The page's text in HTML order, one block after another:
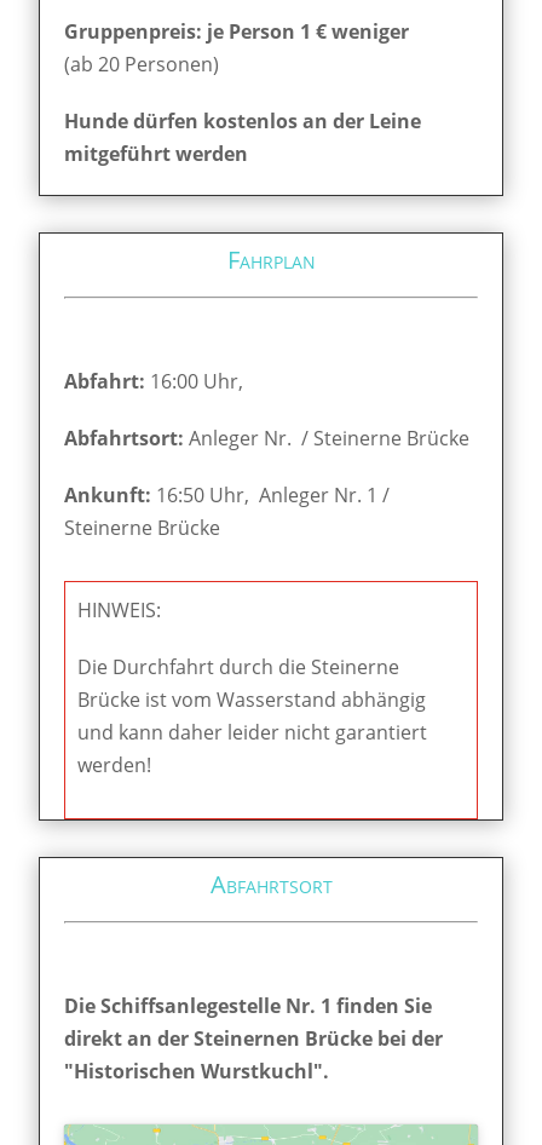
Gruppenpreis: je Person 1 € weniger
(ab 20 Personen)
Hunde dürfen kostenlos an der Leine
mitgeführt werden
Fahrplan
Abfahrt: 16:00 Uhr,
Abfahrtsort:Anleger Nr. / Steinerne Brücke
Ankunft: 16:50 Uhr, Anleger Nr. 1 /
Steinerne Brücke
HINWEIS:
Die Durchfahrt durch die Steinerne
Brücke ist vom Wasserstand abhängig
und kann daher leider nicht garantiert
werden!
Abfahrtsort
Die Schiffsanlegestelle Nr. 1 finden Sie
direkt an der Steinernen Brücke bei der
"Historischen Wurstkuchl".